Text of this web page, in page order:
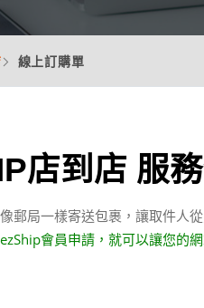
線上訂購單
店到店 服
郵局一樣寄送包裹，讓取件人
會員申請，就可以讓您的